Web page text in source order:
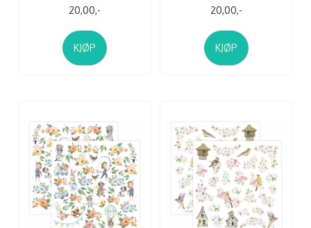
20,00,-
KJØP
20,00,-
KJØP